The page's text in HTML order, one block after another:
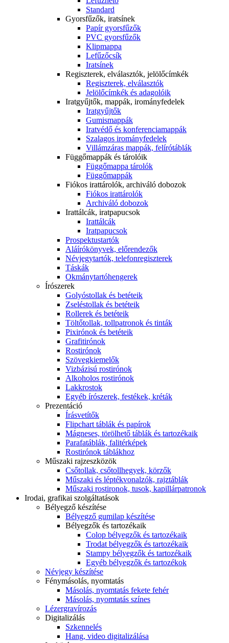
Standard
Gyorsfűzők, iratsínek
Papír gyorsfűzők
PVC gyorsfűzők
Klipmappa
Lefűzőcsík
Iratsínek
Regiszterek, elválasztók, jelölőcímkék
Regiszterek, elválasztók
Jelölőcímkék és adagolóik
Iratgyűjtők, mappák, irományfedelek
Iratgyűjtők
Gumismappák
Iratvédő és konferenciamappák
Szalagos irományfedelek
Villámzáras mappák, felírótáblák
Függőmappák és tárolóik
Függőmappa tárolók
Függőmappák
Fiókos irattárolók, archiváló dobozok
Fiókos irattárolók
Archiváló dobozok
Irattálcák, iratpapucsok
Irattálcák
Iratpapucsok
Prospektustartók
Aláírókönyvek, előrendezők
Névjegytartók, telefonregiszterek
Táskák
Okmánytartóhengerek
Írószerek
Golyóstollak és betéteik
Zseléstollak és betéteik
Rollerek és betéteik
Töltőtollak, tollpatronok és tinták
Pixirónok és betéteik
Grafitirónok
Rostirónok
Szövegkiemelők
Vizbázisú rostirónok
Alkoholos rostirónok
Lakkrostok
Egyéb írószerek, festékek, kréták
Prezentáció
Írásvetítők
Flipchart táblák és papírok
Mágneses, törölhető táblák és tartozékaik
Parafatáblák, falitérképek
Rostirónok táblákhoz
Műszaki rajzeszközök
Csőtollak, csőtollhegyek, körzők
Műszaki és léptékvonalzók, rajztáblák
Műszaki rostironok, tusok, kapillárpatronok
Irodai, grafikai szolgáltatások
Bélyegző készítése
Bélyegző gumilap készítése
Bélyegzők és tartozékaik
Colop bélyegzők és tartozékaik
Trodat bélyegzők és tartozékaik
Stampy bélyegzők és tartozékaik
Egyéb bélyegzők és tartozékok
Névjegy készítése
Fénymásolás, nyomtatás
Másolás, nyomtatás fekete fehér
Másolás, nyomtatás színes
Lézergravírozás
Digitalizálás
Szkennelés
Hang, video digitalizálása